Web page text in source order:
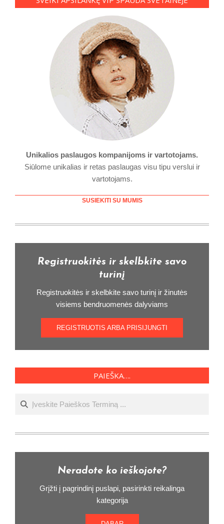
Unikalios paslaugos kompanijoms ir vartotojams.
Siūlome unikalias ir retas paslaugas visu tipu verslui ir
vartotojams.
SUSIEKITI SU MUMIS
Registruokitės ir skelbkite savo
turinį
Registruokitės ir skelbkite savo turinį ir žinutės
visiems bendruomenės dalyviams
REGISTRUOTIS ARBA PRISIJUNGTI
PAIEŠKA….
Ieškoti
Neradote ko ieškojote?
Grįžti į pagrindinį puslapi, pasirinkti reikalinga
kategorija